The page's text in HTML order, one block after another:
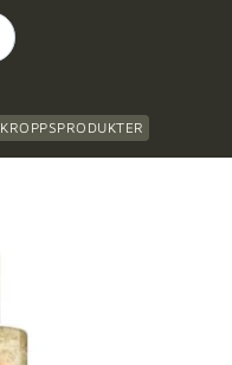
KROPPSPRODUKTER